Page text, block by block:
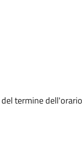
termine